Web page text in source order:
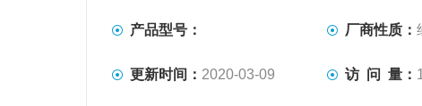
产品型号： 厂商性质：
更新时间： 2020-03-09 访 问 量：